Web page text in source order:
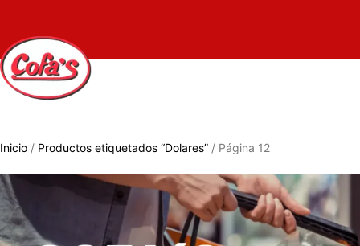
Inicio / Productos etiquetados “Dolares” / Página 12